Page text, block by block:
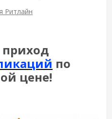
Ритлайн
по
цене!